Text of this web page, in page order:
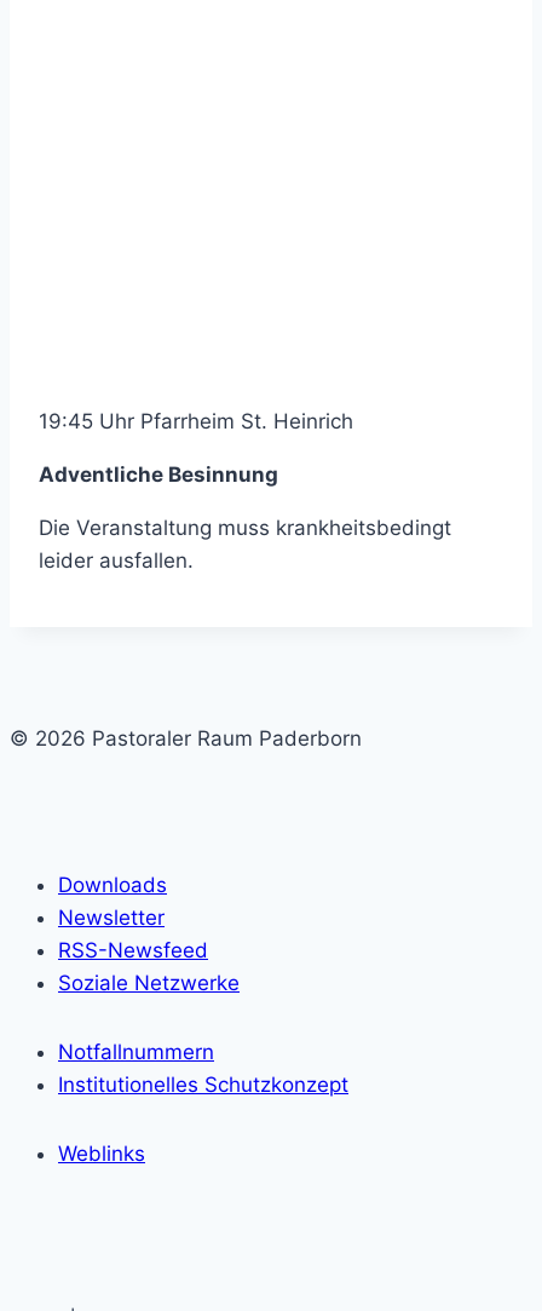
19:45 Uhr Pfarrheim St. Heinrich
Adventliche Besinnung
Die Veranstaltung muss krankheitsbedingt
leider ausfallen.
© 2026 Pastoraler Raum Paderborn
Downloads
Newsletter
RSS-Newsfeed
Soziale Netzwerke
Notfallnummern
Institutionelles Schutzkonzept
Weblinks